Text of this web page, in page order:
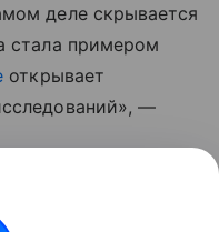
деле скрывается
стала примером
открывает
—